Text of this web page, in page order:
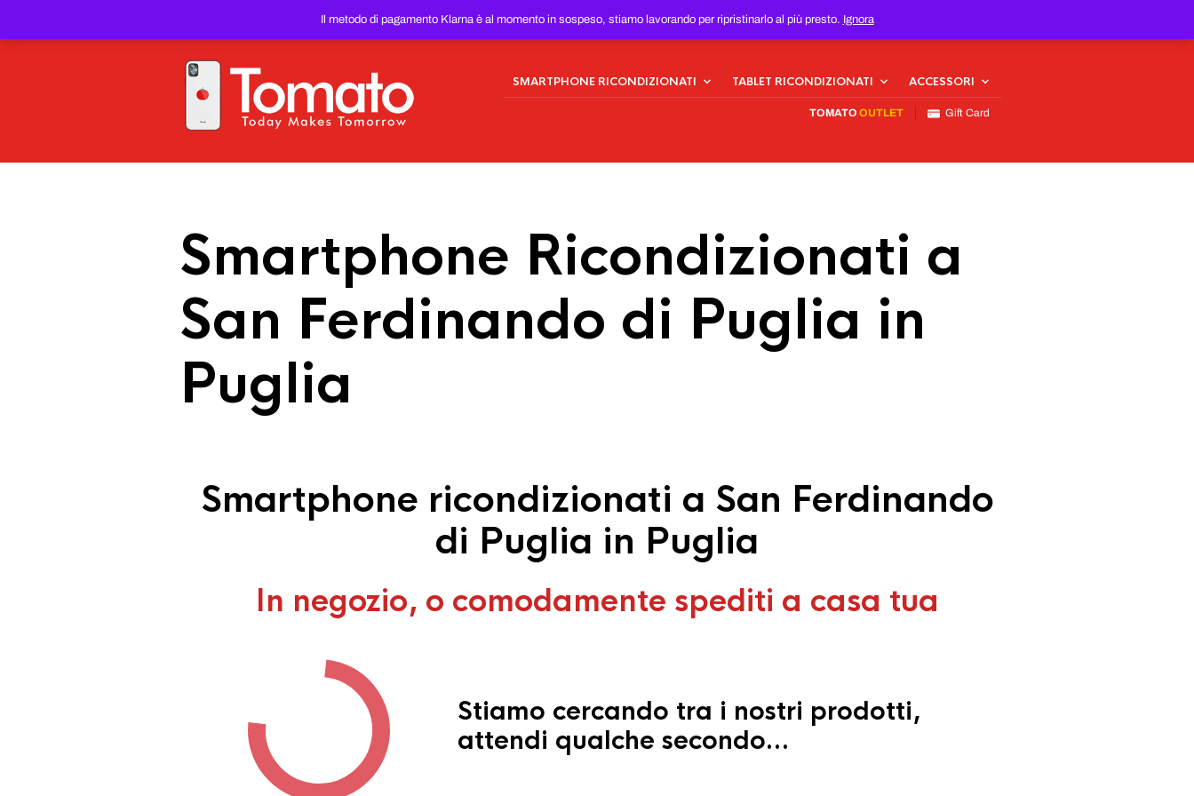
Il metodo di pagamento Klarna è al momento in sospeso, stiamo lavorando per ripristinarlo al più presto. Ignora
PREZZO DEL WEB!
SMARTPHONE RICONDIZIONATI TABLET RICONDIZIONATI ACCESSORI
TOMATO OUTLET Gift Card
Smartphone Ricondizionati a
San Ferdinando di Puglia in
Puglia
Smartphone ricondizionati a San Ferdinando
di Puglia in Puglia
In negozio, o comodamente spediti a casa tua
Stiamo cercando tra i nostri prodotti,
attendi qualche secondo…